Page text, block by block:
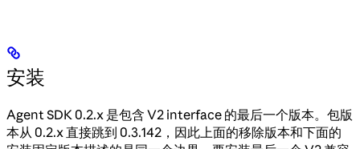
安装
Agent SDK 0.2.x 是包含 V2 interface 的最后一个版本。包版
本从 0.2.x 直接跳到 0.3.142，因此上面的移除版本和下面的